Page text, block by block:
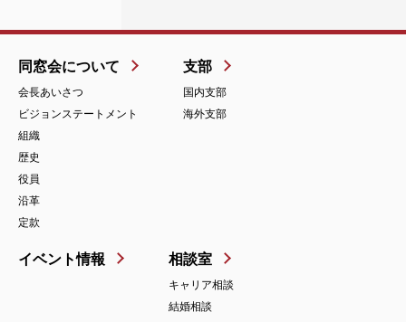
同窓会について
会長あいさつ
ビジョンステートメント
組織
歴史
役員
沿革
定款
支部
国内支部
海外支部
イベント情報 相談室
キャリア相談
結婚相談